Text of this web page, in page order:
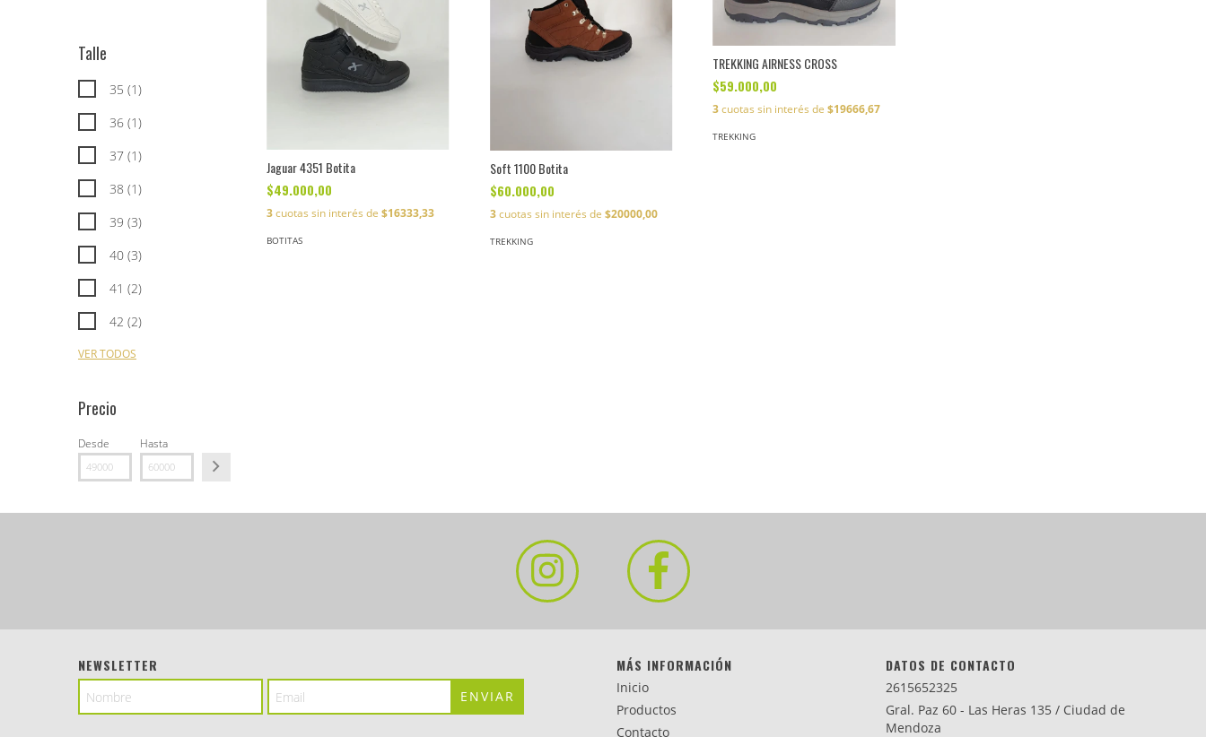
Talle
35 (1)
36 (1)
37 (1)
38 (1)
39 (3)
40 (3)
41 (2)
42 (2)
VER TODOS
Precio
Desde Hasta
Jaguar 4351 Botita
$49.000,00
3cuotas sin interés de $16333,33
BOTITAS
Soft 1100 Botita
$60.000,00
3cuotas sin interés de $20000,00
TREKKING
TREKKING AIRNESS CROSS
$59.000,00
3cuotas sin interés de$19666,67
TREKKING
NEWSLETTER MÁS INFORMACIÓN
Inicio
Productos
Contacto
DATOS DE CONTACTO
2615652325
Gral. Paz 60 - Las Heras 135 / Ciudad de
Mendoza